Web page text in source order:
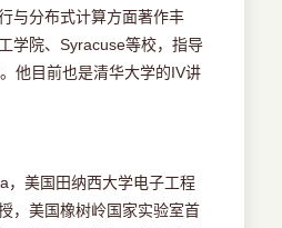
与分布式计算方面著作丰
学院、Syracuse等校，指导
他目前也是清华大学的IV讲
美国田纳西大学电子工程
，美国橡树岭国家实验室首